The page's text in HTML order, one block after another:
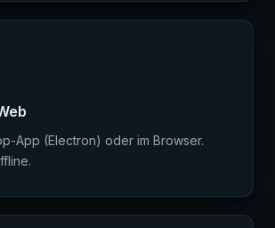
App (Electron) oder im Browser.